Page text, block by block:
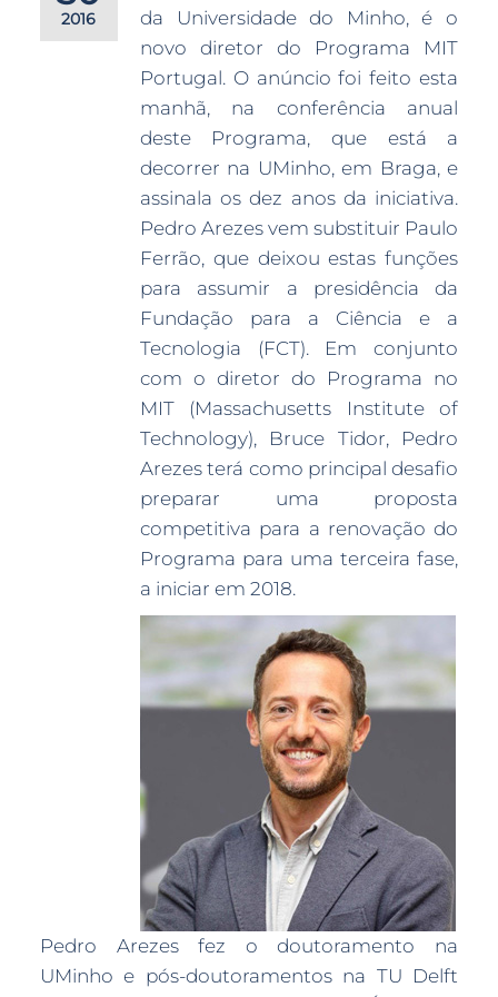
2016
da Universidade do Minho, é o
novo diretor do Programa MIT
Portugal. O anúncio foi feito esta
manhã, na conferência anual
deste Programa, que está a
decorrer na UMinho, em Braga, e
assinala os dez anos da iniciativa.
Pedro Arezes vem substituir Paulo
Ferrão, que deixou estas funções
para assumir a presidência da
Fundação para a Ciência e a
Tecnologia (FCT). Em conjunto
com o diretor do Programa no
MIT (Massachusetts Institute of
Technology), Bruce Tidor, Pedro
Arezes terá como principal desafio
preparar uma proposta
competitiva para a renovação do
Programa para uma terceira fase,
a iniciar em 2018.
Pedro Arezes fez o doutoramento na
UMinho e pós-doutoramentos na TU Delft